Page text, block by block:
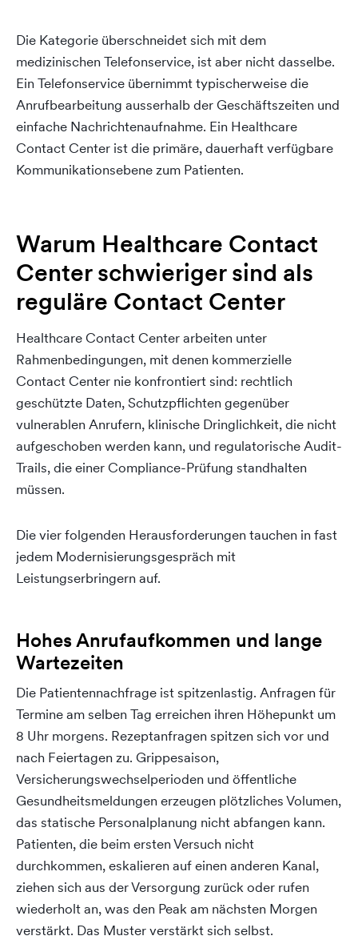
Die Kategorie überschneidet sich mit dem
medizinischen Telefonservice, ist aber nicht dasselbe.
Ein Telefonservice übernimmt typischerweise die
Anrufbearbeitung ausserhalb der Geschäftszeiten und
einfache Nachrichtenaufnahme. Ein Healthcare
Contact Center ist die primäre, dauerhaft verfügbare
Kommunikationsebene zum Patienten.
Warum Healthcare Contact
Center schwieriger sind als
reguläre Contact Center
Healthcare Contact Center arbeiten unter
Rahmenbedingungen, mit denen kommerzielle
Contact Center nie konfrontiert sind: rechtlich
geschützte Daten, Schutzpflichten gegenüber
vulnerablen Anrufern, klinische Dringlichkeit, die nicht
aufgeschoben werden kann, und regulatorische Audit-
Trails, die einer Compliance-Prüfung standhalten
müssen.
Die vier folgenden Herausforderungen tauchen in fast
jedem Modernisierungsgespräch mit
Leistungserbringern auf.
Hohes Anrufaufkommen und lange
Wartezeiten
Die Patientennachfrage ist spitzenlastig. Anfragen für
Termine am selben Tag erreichen ihren Höhepunkt um
8 Uhr morgens. Rezeptanfragen spitzen sich vor und
nach Feiertagen zu. Grippesaison,
Versicherungswechselperioden und öffentliche
Gesundheitsmeldungen erzeugen plötzliches Volumen,
das statische Personalplanung nicht abfangen kann.
Patienten, die beim ersten Versuch nicht
durchkommen, eskalieren auf einen anderen Kanal,
ziehen sich aus der Versorgung zurück oder rufen
wiederholt an, was den Peak am nächsten Morgen
verstärkt. Das Muster verstärkt sich selbst.